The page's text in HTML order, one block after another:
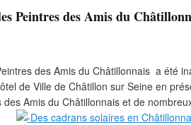
Peintres des Amis du
des Amis du Châtillonnais a été
de Ville de Châtillon sur Seine en
Amis du Châtillonnais et de